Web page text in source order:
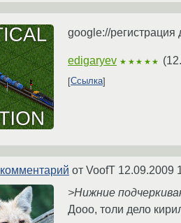
google://регистрация
edigaryev ★★★★★ (
Ссылка
комментарий от VoofT 12.09.2009
>Нижние
Дооо, толи дело